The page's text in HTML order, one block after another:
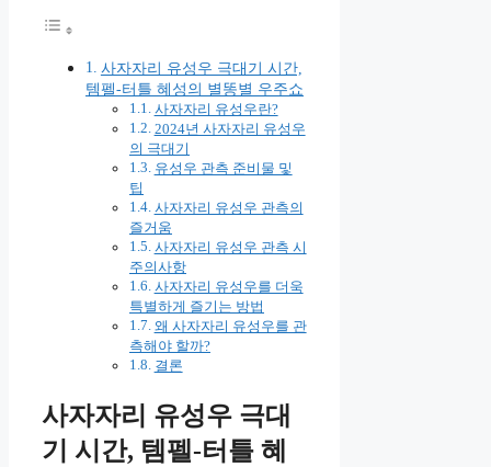
사자자리 유성우 극대기 시간,
템펠-터틀 혜성의 별똥별 우주쇼
사자자리 유성우란?
2024년 사자자리 유성우
의 극대기
유성우 관측 준비물 및
팁
사자자리 유성우 관측의
즐거움
사자자리 유성우 관측 시
주의사항
사자자리 유성우를 더욱
특별하게 즐기는 방법
왜 사자자리 유성우를 관
측해야 할까?
결론
사자자리 유성우 극대
기 시간, 템펠-터틀 혜